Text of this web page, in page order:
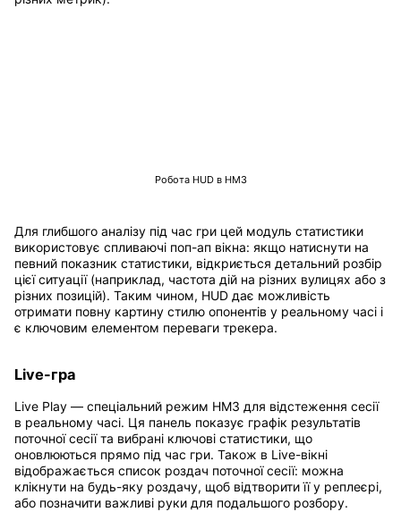
Робота HUD в HM3
Для глибшого аналізу під час гри цей модуль статистики
використовує спливаючі поп-ап вікна: якщо натиснути на
певний показник статистики, відкриється детальний розбір
цієї ситуації (наприклад, частота дій на різних вулицях або з
різних позицій). Таким чином, HUD дає можливість
отримати повну картину стилю опонентів у реальному часі і
є ключовим елементом переваги трекера.
Live-гра
Live Play — спеціальний режим HM3 для відстеження сесії
в реальному часі. Ця панель показує графік результатів
поточної сесії та вибрані ключові статистики, що
оновлюються прямо під час гри. Також в Live-вікні
відображається список роздач поточної сесії: можна
клікнути на будь-яку роздачу, щоб відтворити її у реплеєрі,
або позначити важливі руки для подальшого розбору.